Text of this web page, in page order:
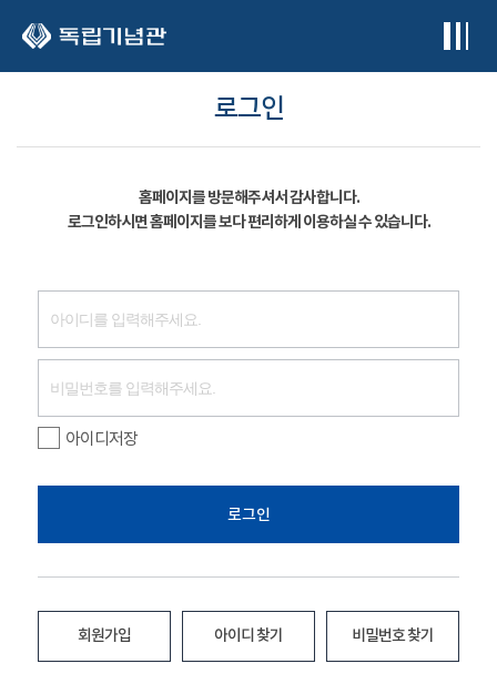
로그인
홈페이지를 방문해주셔서 감사합니다.
로그인하시면 홈페이지를 보다 편리하게 이용하실 수 있습니다.
아이디저장
로그인
회원가입 아이디 찾기 비밀번호 찾기